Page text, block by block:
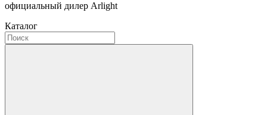
официальный дилер Arlight
Каталог